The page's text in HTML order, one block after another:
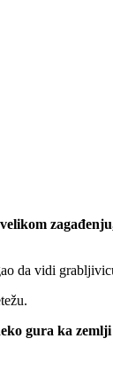
da vidi
gura ka